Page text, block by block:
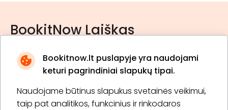
Bookitnow.lt puslapyje yra naudojami
keturi pagrindiniai slapukų tipai.
Naudojame būtinus slapukus svetainės veikimui,
taip pat analitikos, funkcinius ir rinkodaros
BookitNow Laiškas
* Susipažinau su privatumo politika